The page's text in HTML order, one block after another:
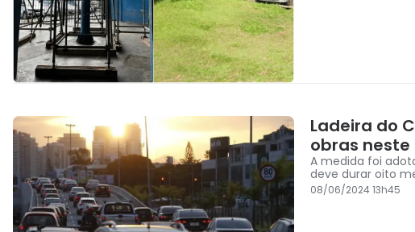
Ladeira do
obras
A medida foi
deve durar oito
08/06/2024 13h45